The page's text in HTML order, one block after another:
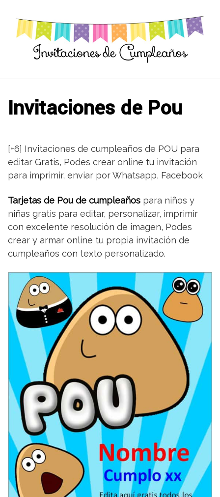
contenido
Invitaciones de Pou
[+6] Invitaciones de cumpleaños de POU para
editar Gratis, Podes crear online tu invitación
para imprimir, enviar por Whatsapp, Facebook
Tarjetas de Pou de cumpleaños para niños y
niñas gratis para editar, personalizar, imprimir
con excelente resolución de imagen, Podes
crear y armar online tu propia invitación de
cumpleaños con texto personalizado.